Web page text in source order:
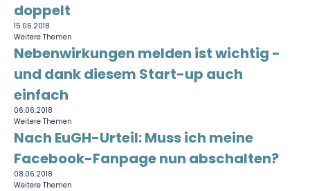
doppelt
15.06.2018
Weitere Themen
Nebenwirkungen melden ist wichtig -
und dank diesem Start-up auch
einfach
06.06.2018
Weitere Themen
Nach EuGH-Urteil: Muss ich meine
Facebook-Fanpage nun abschalten?
08.06.2018
Weitere Themen